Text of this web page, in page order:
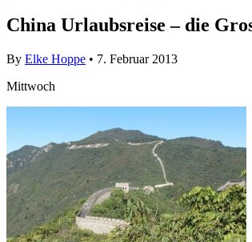
China Urlaubsreise – die
By Elke Hoppe • 7. Februar 2013
Mittwoch